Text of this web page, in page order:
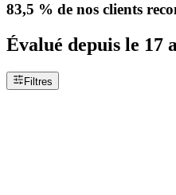
83,5 % de nos clients
Évalué depuis le 17
Filtres